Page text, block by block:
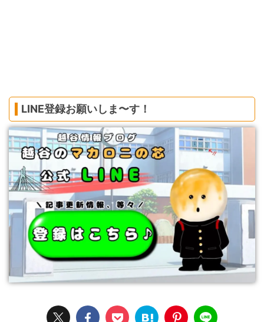
LINE登録お願いしま〜す！